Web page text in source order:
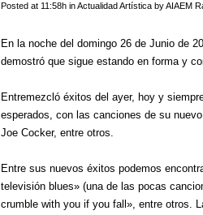
Posted at 11:58h inActualidad Artística byAIAEM
En la noche del domingo 26 de Junio de
demostró que sigue estando en forma y
Entremezcló éxitos del ayer, hoy y
esperados, con las canciones de su
Joe Cocker, entre otros.
Entre sus nuevos éxitos podemos
televisión blues» (una de las pocas
crumble with you if you fall», entre otros.